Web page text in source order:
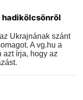
hadikölcsönről
Ukrajnának szánt
A vg.hu a
azt írja, hogy az